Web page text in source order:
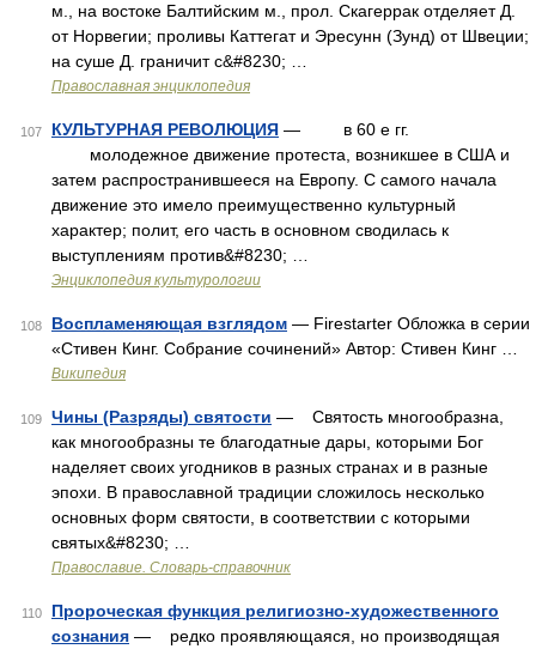
м., на востоке Балтийским м., прол. Скагеррак отделяет Д.
от Норвегии; проливы Каттегат и Эресунн (Зунд) от Швеции;
на суше Д. граничит с&#8230; …
Православная энциклопедия
107 КУЛЬТУРНАЯ РЕВОЛЮЦИЯ — в 60 е гг.
молодежное движение протеста, возникшее в США и
затем распространившееся на Европу. С самого начала
движение это имело преимущественно культурный
характер; полит, его часть в основном сводилась к
выступлениям против&#8230; …
Энциклопедия культурологии
108 Воспламеняющая взглядом — Firestarter Обложка в серии
«Стивен Кинг. Собрание сочинений» Автор: Стивен Кинг …
Википедия
109 Чины (Разряды) святости — Святость многообразна,
как многообразны те благодатные дары, которыми Бог
наделяет своих угодников в разных странах и в разные
эпохи. В православной традиции сложилось несколько
основных форм святости, в соответствии с которыми
святых&#8230; …
Православие. Словарь-справочник
110
Пророческая функция религиозно-художественного
сознания — редко проявляющаяся, но производящая